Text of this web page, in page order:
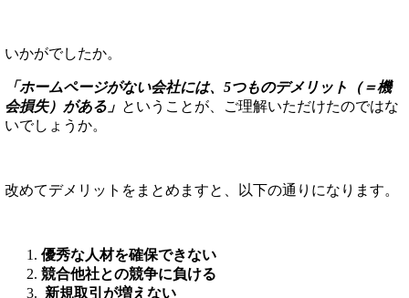
いかがでしたか。
「ホームページがない会社には、5つものデメリット（＝機
会損失）がある」 ということが、ご理解いただけたのではな
いでしょうか。
改めてデメリットをまとめますと、以下の通りになります。
優秀な人材を確保できない
競合他社との競争に負ける
新規取引が増えない